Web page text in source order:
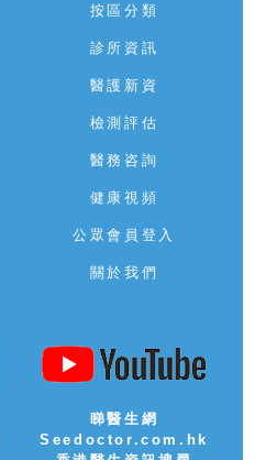
按區分類
診所資訊
醫護新資
檢測評估
醫務咨詢
健康視頻
公眾會員登入
關於我們
睇醫生網
Seedoctor.com.hk